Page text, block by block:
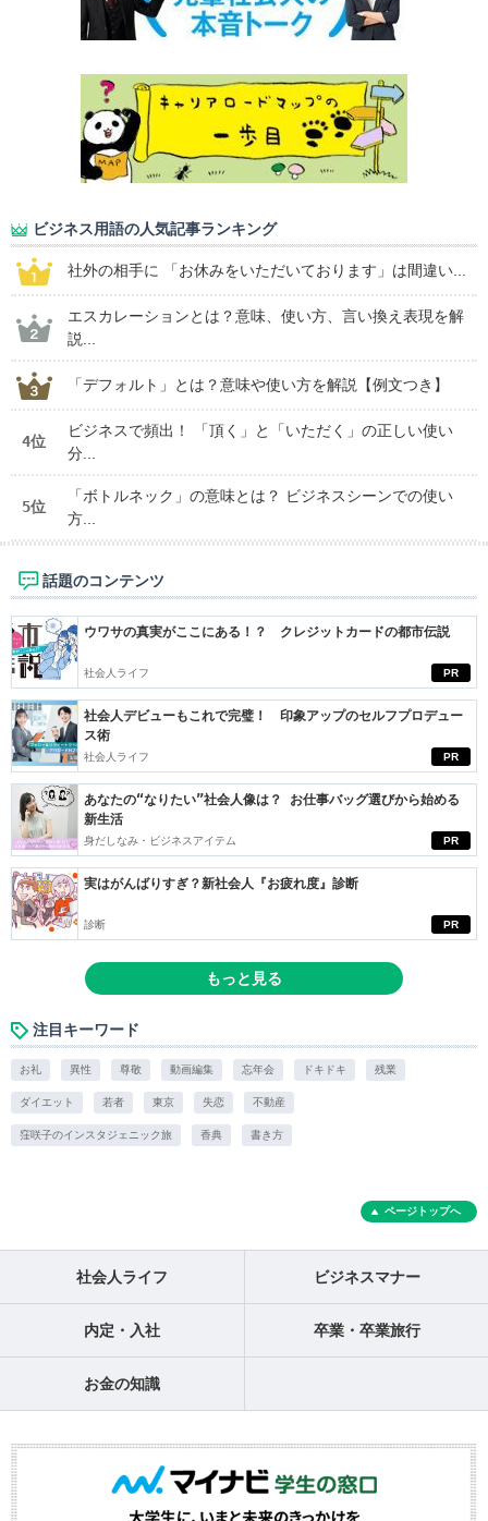
ビジネス用語の人気記事ランキング
社外の相手に 「お休みをいただいております」は間違い...
エスカレーションとは？意味、使い方、言い換え表現を解
説...
「デフォルト」とは？意味や使い方を解説【例文つき】
4位
ビジネスで頻出！ 「頂く」と「いただく」の正しい使い
分...
5位
「ボトルネック」の意味とは？ ビジネスシーンでの使い
方...
話題のコンテンツ
PR
ウワサの真実がここにある！？ クレジットカードの都市伝説
社会人ライフ
PR
社会人デビューもこれで完璧！ 印象アップのセルフプロデュー
ス術
社会人ライフ
PR
あなたの“なりたい”社会人像は？ お仕事バッグ選びから始める
新生活
身だしなみ・ビジネスアイテム
PR
実はがんばりすぎ？新社会人『お疲れ度』診断
診断
もっと見る
注目キーワード
お礼 異性 尊敬 動画編集 忘年会 ドキドキ 残業
ダイエット 若者 東京 失恋 不動産
窪咲子のインスタジェニック旅 香典 書き方
ページトップへ
社会人ライフ ビジネスマナー
内定・入社 卒業・卒業旅行
お金の知識